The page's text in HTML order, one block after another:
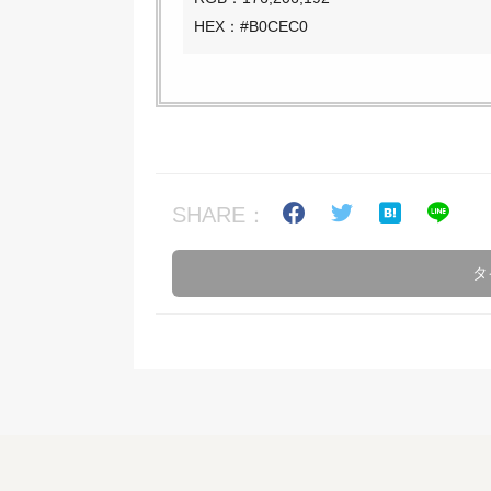
HEX：#B0CEC0
SHARE：